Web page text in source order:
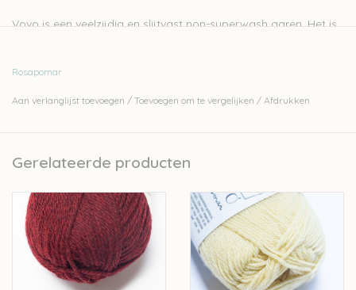
Vovo is een veelzijdig en slijtvast non-superwash garen. Het is
gemaakt van de wol van schapen van vrije uitloop, vrij van
lokaal teelt, spint, twijnt en verft.
100% wol
50gr - 143meter
nld: 3,5mm - 4,5mm
sportweight
Rosapomar
Aan verlanglijst toevoegen / Toevoegen om te vergelijken / Afdrukken
Gerelateerde producten